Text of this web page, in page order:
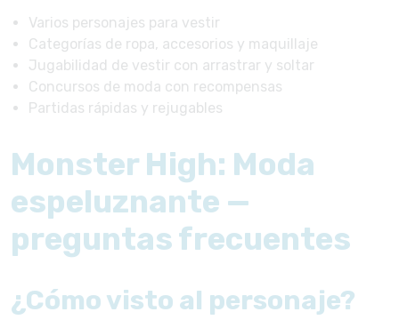
Varios personajes para vestir
Categorías de ropa, accesorios y maquillaje
Jugabilidad de vestir con arrastrar y soltar
Concursos de moda con recompensas
Partidas rápidas y rejugables
Monster High: Moda
espeluznante —
preguntas frecuentes
¿Cómo visto al personaje?